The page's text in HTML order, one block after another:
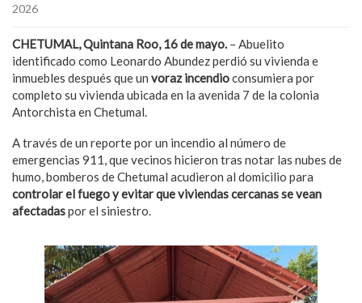
2026
CHETUMAL, Quintana Roo, 16 de mayo. – Abuelito
identificado como Leonardo Abundez perdió su vivienda e
inmuebles después que un voraz incendioconsumiera por
completo su vivienda ubicada en la avenida 7 de la colonia
Antorchista en Chetumal.
A través de un reporte por un incendio al número de
emergencias 911, que vecinos hicieron tras notar las nubes de
humo, bomberos de Chetumal acudieron al domicilio para
controlar el fuego y evitar que viviendas cercanas se vean
afectadaspor el siniestro.